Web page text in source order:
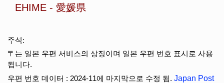
EHIME - 愛媛県
주석:
〒는 일본 우편 서비스의 상징이며 일본 우편 번호 표시로 사용
됩니다.
우편 번호 데이터 : 2024-11에 마지막으로 수정 됨. Japan Post